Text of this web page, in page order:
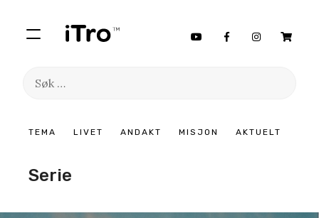
TEMA LIVET ANDAKT MISJON AKTUELT
Søk
Serie